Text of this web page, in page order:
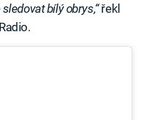
bílý obrys,“řekl